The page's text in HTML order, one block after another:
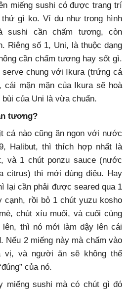
miếng sushi có được trang trí
thứ gì ko. Ví dụ như trong hình
sushi cần chấm tương, còn
Riêng số 1, Uni, là thuộc dạng
cần chấm tương hay sốt gì.
chung với Ikura (trứng cá
cái mặn mặn của Ikura sẽ hoà
của Uni là vừa chuẩn.
tương?
cá nào cũng ăn ngon với nước
Halibut, thì thích hợp nhất là
và 1 chút ponzu sauce (nước
citrus) thì mới đúng điệu. Hay
lại cần phải được seared qua 1
cạnh, rồi bỏ 1 chút yuzu kosho
chút xíu muối, và cuối cùng
lên, thì nó mới làm dậy lên cái
Nếu 2 miếng này mà chấm vào
vị, và người ăn sẽ không thể
của nó.
miếng sushi mà có chút gì đó